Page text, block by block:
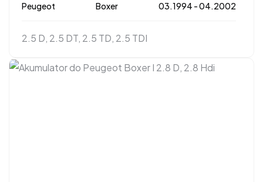
Peugeot Boxer 03.1994 - 04.2002
2.5 D, 2.5 DT, 2.5 TD, 2.5 TDI